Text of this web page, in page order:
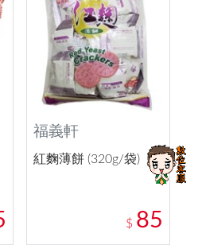
福義軒
紅麴薄餅 (320g/袋)
$ 85